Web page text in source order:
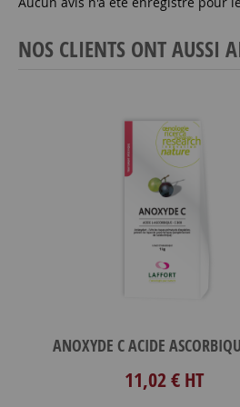
NOS CLIENTS ONT AUSSI
ANOXYDE C ACIDE
11,02 € HT